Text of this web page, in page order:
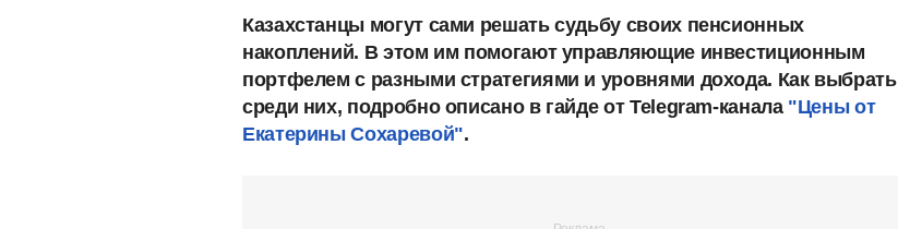
Казахстанцы могут сами решать судьбу своих пенсионных
накоплений. В этом им помогают управляющие инвестиционным
портфелем с разными стратегиями и уровнями дохода. Как выбрать
среди них, подробно описано в гайде от Telegram-канала "Цены от
Екатерины Сохаревой".